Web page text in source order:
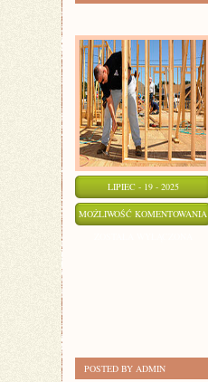
LIPIEC - 19 - 2025
MOŻLIWOŚĆ KOMENTOWANIA
POSTED BY ADMIN